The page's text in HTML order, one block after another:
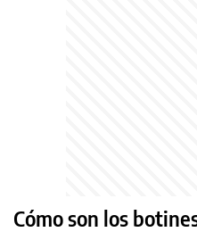
Cómo son los